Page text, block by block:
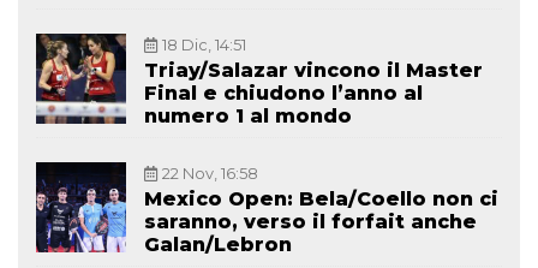
18 Dic, 14:51
Triay/Salazar vincono il Master
Final e chiudono l’anno al
numero 1 al mondo
22 Nov, 16:58
Mexico Open: Bela/Coello non ci
saranno, verso il forfait anche
Galan/Lebron